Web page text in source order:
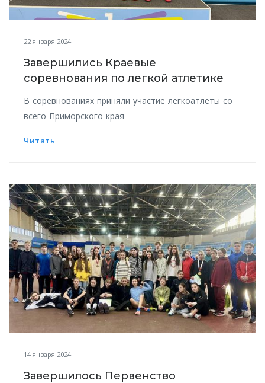
22 января 2024
Завершились Краевые
соревнования по легкой атлетике
В соревнованиях приняли участие легкоатлеты со
всего Приморского края
Читать
14 января 2024
Завершилось Первенство